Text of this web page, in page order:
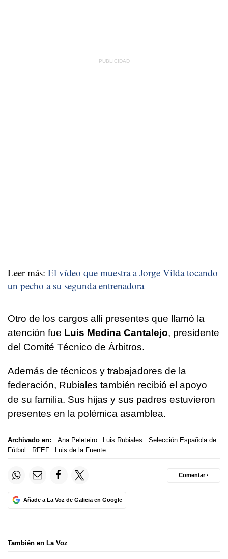
Leer más: El vídeo que muestra a Jorge Vilda tocando
un pecho a su segunda entrenadora
Otro de los cargos allí presentes que llamó la
atención fue Luis Medina Cantalejo, presidente
del Comité Técnico de Árbitros.
Además de técnicos y trabajadores de la
federación, Rubiales también recibió el apoyo
de su familia. Sus hijas y sus padres estuvieron
presentes en la polémica asamblea.
Archivado en: Ana Peleteiro Luis Rubiales
Selección Española de
Fútbol
RFEF Luis de la Fuente
Añade a La Voz de Galicia en Google
Comentar ·
También en La Voz